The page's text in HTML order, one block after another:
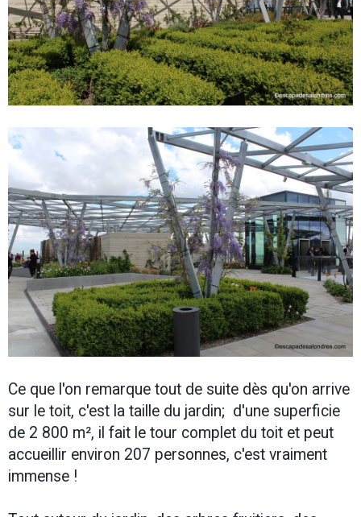
Ce que l'on remarque tout de suite dès qu'on arrive
sur le toit, c'est la taille du jardin; d'une superficie
de 2 800 m², il fait le tour complet du toit et peut
accueillir environ 207 personnes, c'est vraiment
immense !